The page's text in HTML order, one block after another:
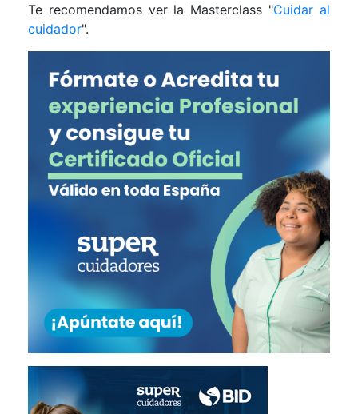
Te recomendamos ver la Masterclass "Cuidar al
cuidador".